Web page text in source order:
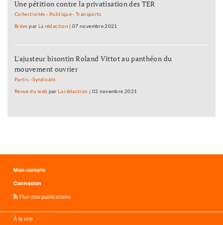
Une pétition contre la privatisation des TER
Collectivités - Politique-Transports
Brève par La rédaction |07 novembre 2021
L'ajusteur bisontin Roland Vittot au panthéon du
mouvement ouvrier
Partis -Syndicats
Revue du web parLa rédaction | 02 novembre 2021
Mon compte
Connexion
Flux des publications
À la une